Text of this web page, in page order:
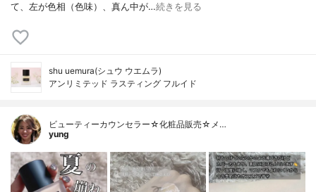
て、左が色相（色味）、真ん中が…続きを見る
shu uemura(シュウ ウエムラ)
アンリミテッド ラスティング フルイド
ビューティーカウンセラー☆化粧品販売☆メ…
yung